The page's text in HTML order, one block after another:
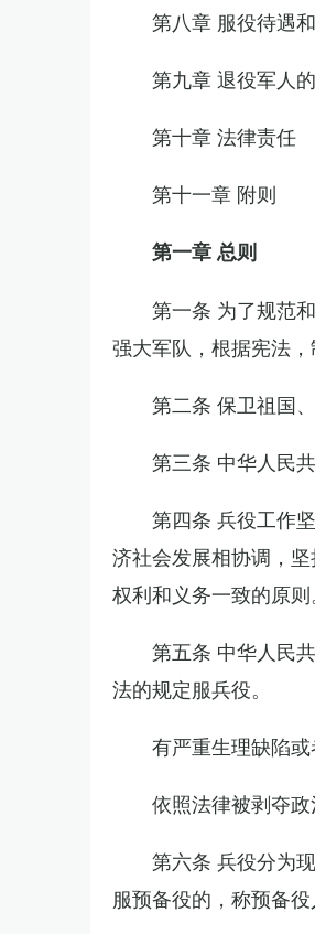
第八章 服役待遇
第九章 退役军人
第十章 法律责任
第十一章 附则
第一章 总则
第一条 为了规范
强大军队，根据宪法，
第二条 保卫祖国
第三条 中华人民
第四条 兵役工作
济社会发展相协调，
权利和义务一致的原则
第五条 中华人民
法的规定服兵役。
有严重生理缺陷
依照法律被剥夺政
第六条 兵役分为
服预备役的，称预备役